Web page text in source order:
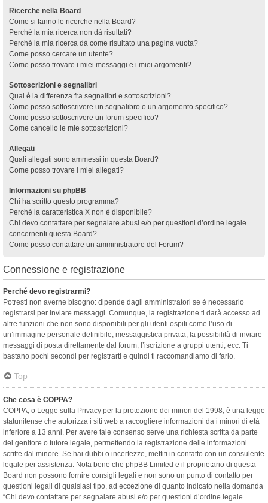
Ricerche nella Board
Come si fanno le ricerche nella Board?
Perché la mia ricerca non dà risultati?
Perché la mia ricerca dà come risultato una pagina vuota?
Come posso cercare un utente?
Come posso trovare i miei messaggi e i miei argomenti?
Sottoscrizioni e segnalibri
Qual è la differenza fra segnalibri e sottoscrizioni?
Come posso sottoscrivere un segnalibro o un argomento specifico?
Come posso sottoscrivere un forum specifico?
Come cancello le mie sottoscrizioni?
Allegati
Quali allegati sono ammessi in questa Board?
Come posso trovare i miei allegati?
Informazioni su phpBB
Chi ha scritto questo programma?
Perché la caratteristica X non è disponibile?
Chi devo contattare per segnalare abusi e/o per questioni d’ordine legale
concernenti questa Board?
Come posso contattare un amministratore del Forum?
Connessione e registrazione
Perché devo registrarmi?
Potresti non averne bisogno: dipende dagli amministratori se è necessario
registrarsi per inviare messaggi. Comunque, la registrazione ti darà accesso ad
altre funzioni che non sono disponibili per gli utenti ospiti come l’uso di
un’immagine personale definibile, messaggistica privata, la possibilità di inviare
messaggi di posta direttamente dal forum, l’iscrizione a gruppi utenti, ecc. Ti
bastano pochi secondi per registrarti e quindi ti raccomandiamo di farlo.
Top
Che cosa è COPPA?
COPPA, o Legge sulla Privacy per la protezione dei minori del 1998, è una legge
statunitense che autorizza i siti web a raccogliere informazioni da i minori di età
inferiore a 13 anni. Per avere tale consenso serve una richiesta scritta da parte
del genitore o tutore legale, permettendo la registrazione delle informazioni
scritte dal minore. Se hai dubbi o incertezze, mettiti in contatto con un consulente
legale per assistenza. Nota bene che phpBB Limited e il proprietario di questa
Board non possono fornire consigli legali e non sono un punto di contatto per
questioni legali di qualsiasi tipo, ad eccezione di quanto indicato nella domanda
“Chi devo contattare per segnalare abusi e/o per questioni d’ordine legale